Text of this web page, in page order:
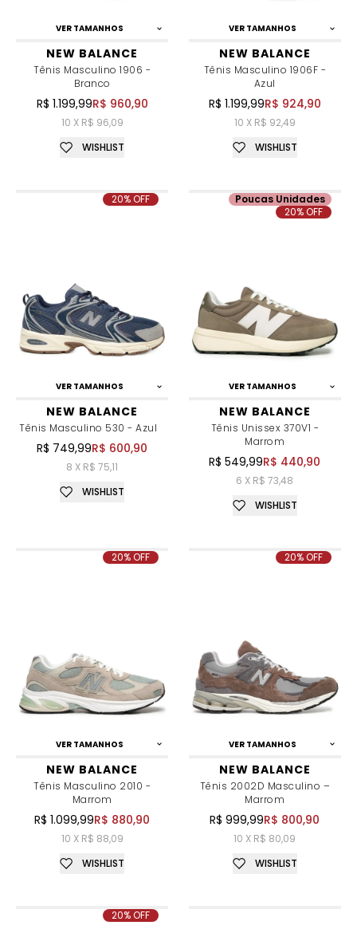
VER TAMANHOS
NEW BALANCE
Tênis Masculino 1906 -
Branco
R$ 1.199,99R$ 960,90
10 X R$ 96,09
WISHLIST
VER TAMANHOS
NEW BALANCE
Tênis Masculino 1906F -
Azul
R$ 1.199,99R$ 924,90
10 X R$ 92,49
WISHLIST
VER TAMANHOS
NEW BALANCE
Tênis Masculino 530 - Azul
R$ 749,99R$ 600,90
8 X R$ 75,11
20% OFF
WISHLIST
VER TAMANHOS
NEW BALANCE
Tênis Unissex 370V1 -
Marrom
R$ 549,99R$ 440,90
6 X R$ 73,48
Poucas Unidades
20% OFF
WISHLIST
VER TAMANHOS
NEW BALANCE
Tênis Masculino 2010 -
Marrom
R$ 1.099,99R$ 880,90
10 X R$ 88,09
20% OFF
WISHLIST
VER TAMANHOS
NEW BALANCE
Tênis 2002D Masculino –
Marrom
R$ 999,99R$ 800,90
10 X R$ 80,09
20% OFF
WISHLIST
20% OFF